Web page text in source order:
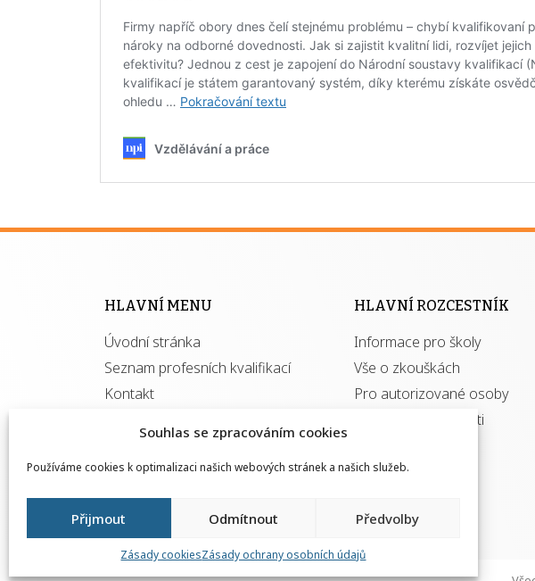
Souhlas se zpracováním cookies
Používáme cookies k optimalizaci našich webových stránek a našich služeb.
Přijmout Odmítnout Předvolby
Zásady cookiesZásady ochrany osobních údajů
HLAVNÍ MENU
Úvodní stránka
Seznam profesních kvalifikací
Kontakt
HLAVNÍ ROZCESTNÍK
Informace pro školy
Vše o zkouškách
Pro autorizované osoby
Kvalifikace a živnosti